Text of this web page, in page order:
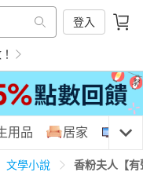
登入
用品 居家 3C
文學小說 香粉夫人【有